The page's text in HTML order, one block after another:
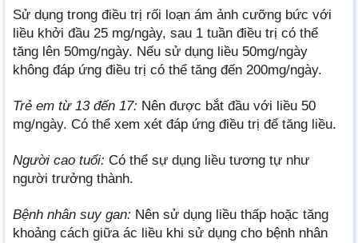
Sử dụng trong điều trị rối loạn ám ảnh cưỡng bức với
liều khởi đầu 25 mg/ngày, sau 1 tuần điều trị có thể
tăng lên 50mg/ngày. Nếu sử dụng liều 50mg/ngày
không đáp ứng điều trị có thể tăng đến 200mg/ngày.
Trẻ em từ 13 đến 17: Nên được bắt đầu với liều 50
mg/ngày. Có thể xem xét đáp ứng điều trị để tăng liều.
Người cao tuổi: Có thể sự dụng liều tương tự như
người trưởng thành.
Bệnh nhân suy gan: Nên sử dụng liều thấp hoặc tăng
khoảng cách giữa ác liều khi sử dụng cho bệnh nhân